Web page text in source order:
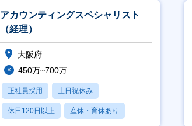
アカウンティングスペシャリスト
（経理）
大阪府
450万~700万
正社員採用 土日祝休み
休日120日以上 産休・育休あり